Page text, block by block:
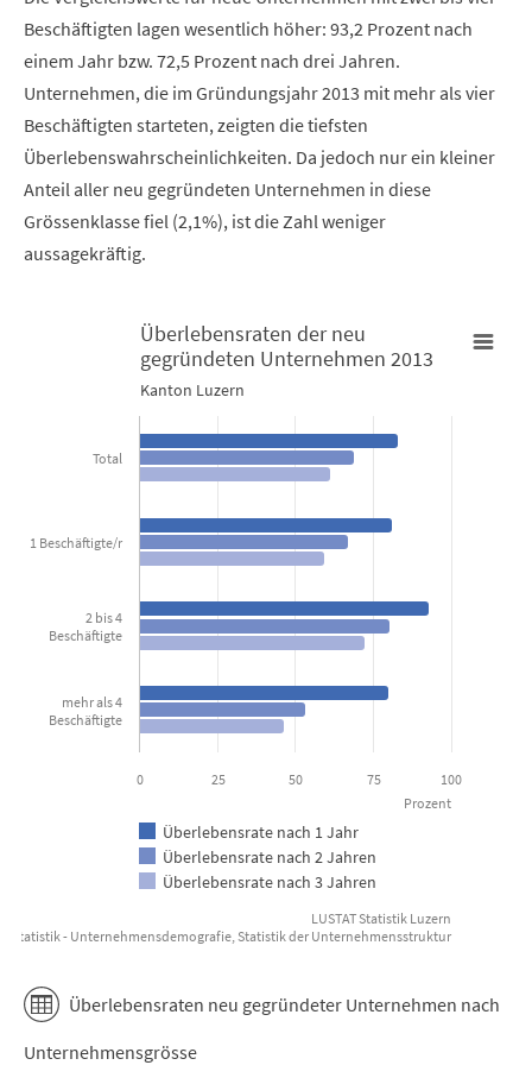
Beschäftigten lagen wesentlich höher: 93,2 Prozent nach
einem Jahr bzw. 72,5 Prozent nach drei Jahren.
Unternehmen, die im Gründungsjahr 2013 mit mehr als vier
Beschäftigten starteten, zeigten die tiefsten
Überlebenswahrscheinlichkeiten. Da jedoch nur ein kleiner
Anteil aller neu gegründeten Unternehmen in diese
Grössenklasse fiel (2,1%), ist die Zahl weniger
aussagekräftig.
Überlebensraten der neu gegründeten Unternehmen 2013
Bar chart with 3 data series.
View as data table, Überlebensraten der neu
The chart has 1 X axis displaying categories.
The chart has 1 Y axis displaying Prozent. Data ranges from 46.7
Prozent
Überlebensraten der neu
gegründeten Unternehmen 2013
Kanton Luzern
Überlebensrate nach 1 Jahr
Überlebensrate nach 2 Jahren
Überlebensrate nach 3 Jahren
0 25 50 75 100
Total
1 Beschäftigte/r
2 bis 4
Beschäftigte
mehr als 4
Beschäftigte
LUSTAT Statistik Luzern
Statistik - Unternehmensdemografie, Statistik der Unternehmensstruktur
Überlebensraten neu gegründeter Unternehmen nach
Unternehmensgrösse